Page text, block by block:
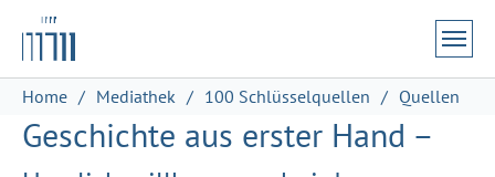
Zum Hauptinhalt springen
Skip to page footer
Sie sind hier:
Home Mediathek 100 Schlüsselquellen Quellen
Geschichte aus erster Hand –